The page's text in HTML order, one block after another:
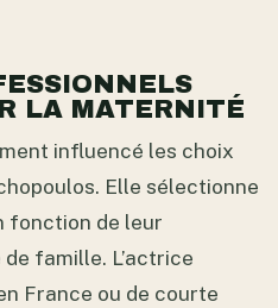
LA MATERNITÉ
influencé les choix
Elle sélectionne
fonction de leur
famille. L’actrice
France ou de courte